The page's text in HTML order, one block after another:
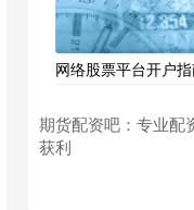
网络股票平台开户
期货配资吧：专业配
获利